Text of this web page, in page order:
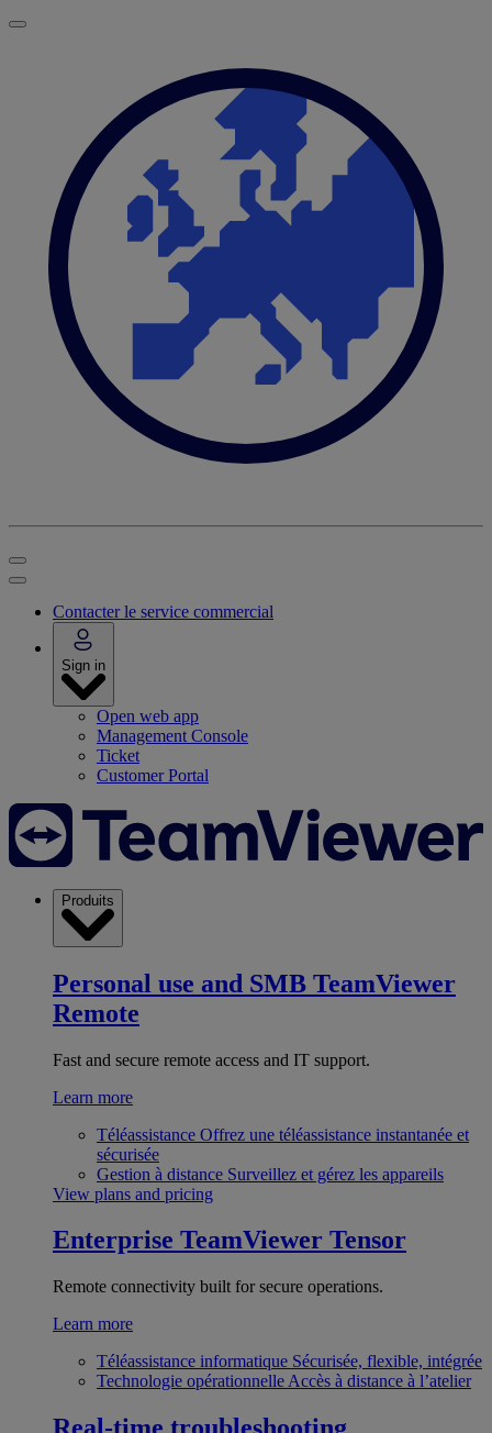
Contacter le service commercial
Sign in
Open web app
Management Console
Ticket
Customer Portal
Produits
Personal use and SMB TeamViewer
Remote
Fast and secure remote access and IT support.
Learn more
Téléassistance Offrez une téléassistance instantanée et
sécurisée
Gestion à distance Surveillez et gérez les appareils
View plans and pricing
Enterprise TeamViewer Tensor
Remote connectivity built for secure operations.
Learn more
Téléassistance informatique Sécurisée, flexible, intégrée
Technologie opérationnelle Accès à distance à l’atelier